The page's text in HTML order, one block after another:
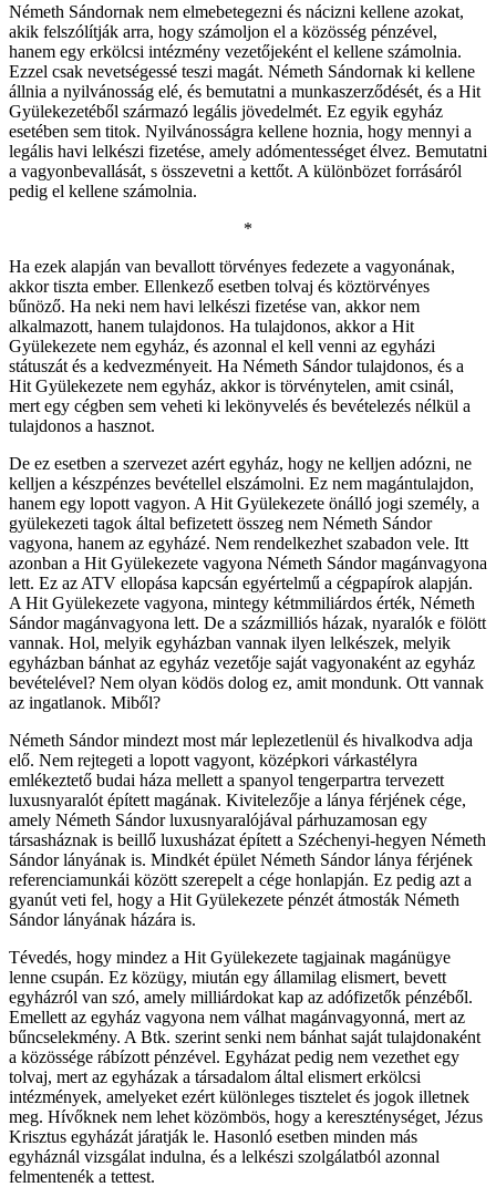
Németh Sándornak nem elmebetegezni és nácizni kellene azokat,
akik felszólítják arra, hogy számoljon el a közösség pénzével,
hanem egy erkölcsi intézmény vezetőjeként el kellene számolnia.
Ezzel csak nevetségessé teszi magát. Németh Sándornak ki kellene
állnia a nyilvánosság elé, és bemutatni a munkaszerződését, és a Hit
Gyülekezetéből származó legális jövedelmét. Ez egyik egyház
esetében sem titok. Nyilvánosságra kellene hoznia, hogy mennyi a
legális havi lelkészi fizetése, amely adómentességet élvez. Bemutatni
a vagyonbevallását, s összevetni a kettőt. A különbözet forrásáról
pedig el kellene számolnia.
*
Ha ezek alapján van bevallott törvényes fedezete a vagyonának,
akkor tiszta ember. Ellenkező esetben tolvaj és köztörvényes
bűnöző. Ha neki nem havi lelkészi fizetése van, akkor nem
alkalmazott, hanem tulajdonos. Ha tulajdonos, akkor a Hit
Gyülekezete nem egyház, és azonnal el kell venni az egyházi
státuszát és a kedvezményeit. Ha Németh Sándor tulajdonos, és a
Hit Gyülekezete nem egyház, akkor is törvénytelen, amit csinál,
mert egy cégben sem veheti ki lekönyvelés és bevételezés nélkül a
tulajdonos a hasznot.
De ez esetben a szervezet azért egyház, hogy ne kelljen adózni, ne
kelljen a készpénzes bevétellel elszámolni. Ez nem magántulajdon,
hanem egy lopott vagyon. A Hit Gyülekezete önálló jogi személy, a
gyülekezeti tagok által befizetett összeg nem Németh Sándor
vagyona, hanem az egyházé. Nem rendelkezhet szabadon vele. Itt
azonban a Hit Gyülekezete vagyona Németh Sándor magánvagyona
lett. Ez az ATV ellopása kapcsán egyértelmű a cégpapírok alapján.
A Hit Gyülekezete vagyona, mintegy kétmmiliárdos érték, Németh
Sándor magánvagyona lett. De a százmilliós házak, nyaralók e fölött
vannak. Hol, melyik egyházban vannak ilyen lelkészek, melyik
egyházban bánhat az egyház vezetője saját vagyonaként az egyház
bevételével? Nem olyan ködös dolog ez, amit mondunk. Ott vannak
az ingatlanok. Miből?
Németh Sándor mindezt most már leplezetlenül és hivalkodva adja
elő. Nem rejtegeti a lopott vagyont, középkori várkastélyra
emlékeztető budai háza mellett a spanyol tengerpartra tervezett
luxusnyaralót épített magának. Kivitelezője a lánya férjének cége,
amely Németh Sándor luxusnyaralójával párhuzamosan egy
társasháznak is beillő luxusházat épített a Széchenyi-hegyen Németh
Sándor lányának is. Mindkét épület Németh Sándor lánya férjének
referenciamunkái között szerepelt a cége honlapján. Ez pedig azt a
gyanút veti fel, hogy a Hit Gyülekezete pénzét átmosták Németh
Sándor lányának házára is.
Tévedés, hogy mindez a Hit Gyülekezete tagjainak magánügye
lenne csupán. Ez közügy, miután egy államilag elismert, bevett
egyházról van szó, amely milliárdokat kap az adófizetők pénzéből.
Emellett az egyház vagyona nem válhat magánvagyonná, mert az
bűncselekmény. A Btk. szerint senki nem bánhat saját tulajdonaként
a közössége rábízott pénzével. Egyházat pedig nem vezethet egy
tolvaj, mert az egyházak a társadalom által elismert erkölcsi
intézmények, amelyeket ezért különleges tisztelet és jogok illetnek
meg. Hívőknek nem lehet közömbös, hogy a kereszténységet, Jézus
Krisztus egyházát járatják le. Hasonló esetben minden más
egyháznál vizsgálat indulna, és a lelkészi szolgálatból azonnal
felmentenék a tettest.